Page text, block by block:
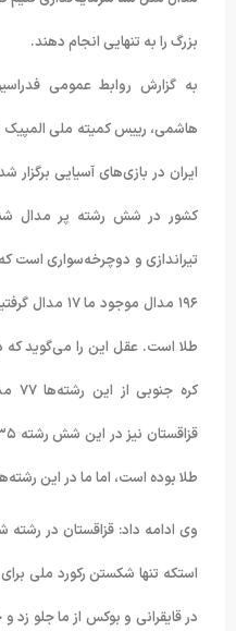
بزرگ را به تنهایی انجام دهند.
به گزارش روابط عمومی
هاشمی، رییس کمیته ملی المپیک
ایران در بازی‌های آسیایی
کشور در شش رشته پر مدال شنا،
تیراندازی و دوچرخه‌سواری است
طلا است. عقل این را می‌گوید که
طلا بوده است، اما ما در این
وی ادامه داد: قزاقستان در
استکه تنها شکستن رکورد ملی
در قایقرانی و بوکس از ما جلو زد